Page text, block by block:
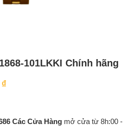
101LKKI Chính hãng
₫
Các Cửa Hàng mở cửa từ 8h:00 -